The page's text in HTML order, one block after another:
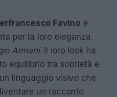
Favino e
per la loro eleganza,
Armani. Il loro look ha
equilibrio tra sobrietà e
linguaggio visivo che
un racconto